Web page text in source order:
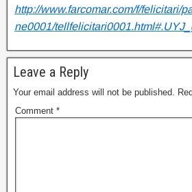
http://www.farcomar.com/f/felicitari/
ne0001/tellfelicitari0001.
Leave a Reply
Your email address will not be published.
Comment *